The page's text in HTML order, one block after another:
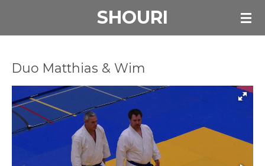
de
SHOURI
Duo Matthias & Wim